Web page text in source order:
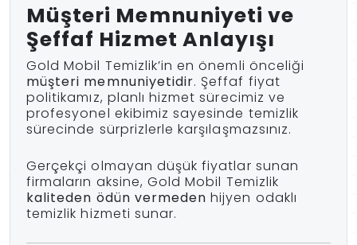
Müşteri Memnuniyeti ve
Şeffaf Hizmet Anlayışı
Gold Mobil Temizlik’in en önemli önceliği
müşteri memnuniyetidir. Şeffaf fiyat
politikamız, planlı hizmet sürecimiz ve
profesyonel ekibimiz sayesinde temizlik
sürecinde sürprizlerle karşılaşmazsınız.
Gerçekçi olmayan düşük fiyatlar sunan
firmaların aksine, Gold Mobil Temizlik
kaliteden ödün vermeden hijyen odaklı
temizlik hizmeti sunar.